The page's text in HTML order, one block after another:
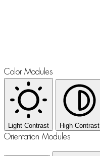
Color Modules
Light Contrast High Contrast
Orientation Modules